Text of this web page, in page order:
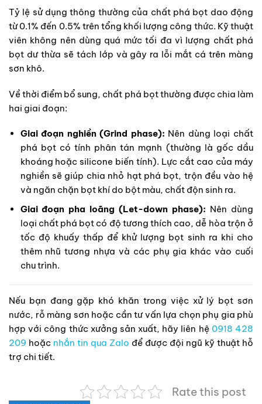
Tỷ lệ sử dụng thông thường của chất phá bọt dao động
từ 0.1% đến 0.5% trên tổng khối lượng công thức. Kỹ thuật
viên không nên dùng quá mức tối đa vì lượng chất phá
bọt dư thừa sẽ tách lớp và gây ra lỗi mắt cá trên màng
sơn khô.
Về thời điểm bổ sung, chất phá bọt thường được chia làm
hai giai đoạn:
Giai đoạn nghiền (Grind phase): Nên dùng loại chất
phá bọt có tính phân tán mạnh (thường là gốc dầu
khoáng hoặc silicone biến tính). Lực cắt cao của máy
nghiền sẽ giúp chia nhỏ hạt phá bọt, trộn đều vào hệ
và ngăn chặn bọt khí do bột màu, chất độn sinh ra.
Giai đoạn pha loãng (Let-down phase): Nên dùng
loại chất phá bọt có độ tương thích cao, dễ hòa trộn ở
tốc độ khuấy thấp để khử lượng bọt sinh ra khi cho
thêm nhũ tương nhựa và các phụ gia khác vào cuối
chu trình.
Nếu bạn đang gặp khó khăn trong việc xử lý bọt sơn
nước, rỗ màng sơn hoặc cần tư vấn lựa chọn phụ gia phù
hợp với công thức xưởng sản xuất, hãy liên hệ 0918 428
209 hoặc nhắn tin qua Zalo để được đội ngũ kỹ thuật hỗ
trợ chi tiết.
Rate this post